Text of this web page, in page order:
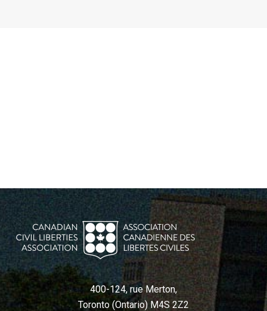
400-124, rue Merton,
Toronto (Ontario) M4S 2Z2